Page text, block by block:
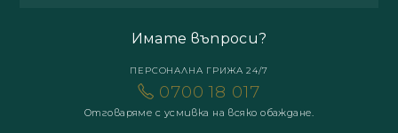
Имате въпроси?
ПЕРСОНАЛНА ГРИЖА 24/7
0700 18 017
Отговаряме с усмивка на всяко обаждане.